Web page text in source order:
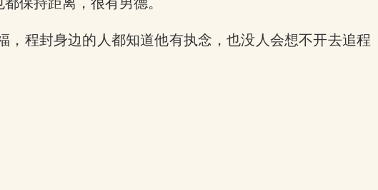
程封身边的人都知道他有执念，也没人会想不开去追程